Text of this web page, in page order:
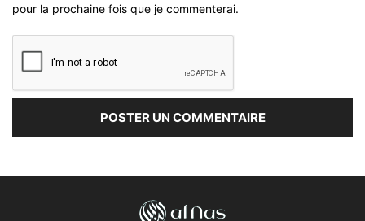
pour la prochaine fois que je commenterai.